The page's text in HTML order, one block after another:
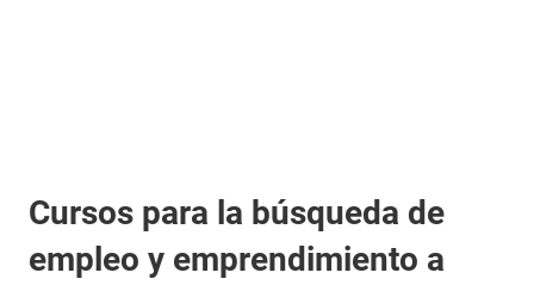
Cursos para la búsqueda de
empleo y emprendimiento a